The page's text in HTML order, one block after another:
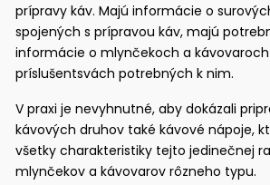
prípravy káv. Majú informácie o
spojených s prípravou káv, majú
informácie o mlynčekoch a
príslušentsvách potrebných k nim.
V praxi je nevyhnutné, aby dokázali
kávových druhov také kávové nápoje,
všetky charakteristiky tejto jedinečnej
mlynčekov a kávovarov rôzneho typu.